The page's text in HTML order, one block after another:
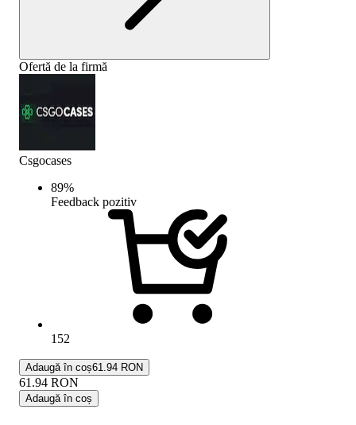
Ofertă de la firmă
Csgocases
89%
Feedback pozitiv
152
Adaugă în coș61.94 RON
61.94 RON
Adaugă în coș